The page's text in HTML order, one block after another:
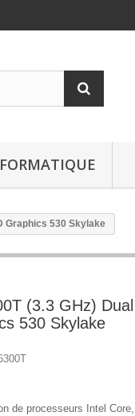
Graphics 530 Skylake
(3.3 GHz)
530 Skylake
de processeurs Intel Core,